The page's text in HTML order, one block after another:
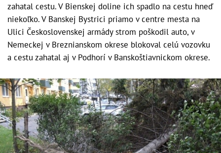
zahatal cestu. V Bienskej doline ich spadlo na cestu hneď
niekoľko. V Banskej Bystrici priamo v centre mesta na
Ulici Československej armády strom poškodil auto, v
Nemeckej v Breznianskom okrese blokoval celú vozovku
a cestu zahatal aj v Podhorí v Banskoštiavnickom okrese.